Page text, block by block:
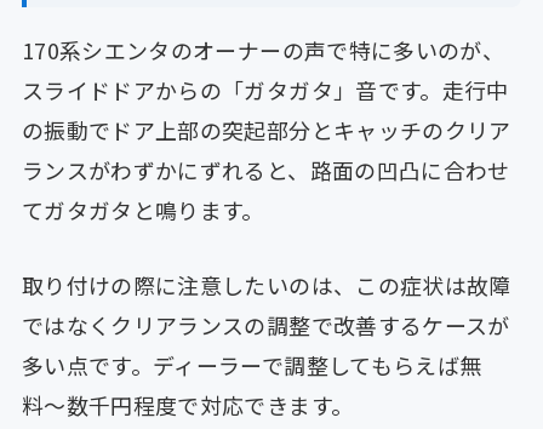
170系シエンタのオーナーの声で特に多いのが、
スライドドアからの「ガタガタ」音です。走行中
の振動でドア上部の突起部分とキャッチのクリア
ランスがわずかにずれると、路面の凹凸に合わせ
てガタガタと鳴ります。
取り付けの際に注意したいのは、この症状は故障
ではなくクリアランスの調整で改善するケースが
多い点です。ディーラーで調整してもらえば無
料〜数千円程度で対応できます。